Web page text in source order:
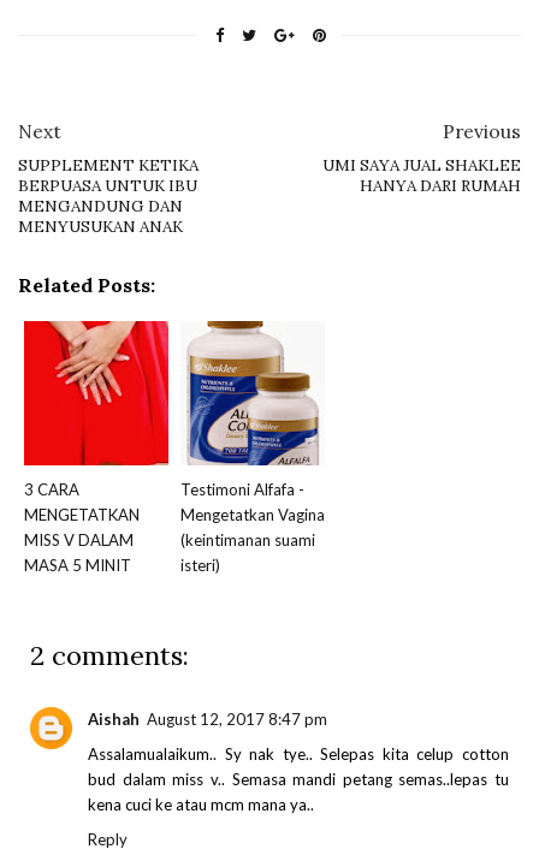
Next
SUPPLEMENT KETIKA
BERPUASA UNTUK IBU
MENGANDUNG DAN
MENYUSUKAN ANAK
Previous
UMI SAYA JUAL SHAKLEE
HANYA DARI RUMAH
Related Posts:
3 CARA
MENGETATKAN
MISS V DALAM
MASA 5 MINIT
Testimoni Alfafa -
Mengetatkan Vagina
(keintimanan suami
isteri)
2 comments:
Aishah August 12, 2017 8:47 pm
Assalamualaikum.. Sy nak tye.. Selepas kita celup cotton
bud dalam miss v.. Semasa mandi petang semas..lepas tu
kena cuci ke atau mcm mana ya..
Reply